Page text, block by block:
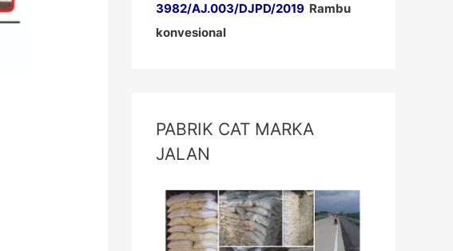
3982/AJ.003/DJPD/2019 Rambu
konvesional
PABRIK CAT MARKA
JALAN